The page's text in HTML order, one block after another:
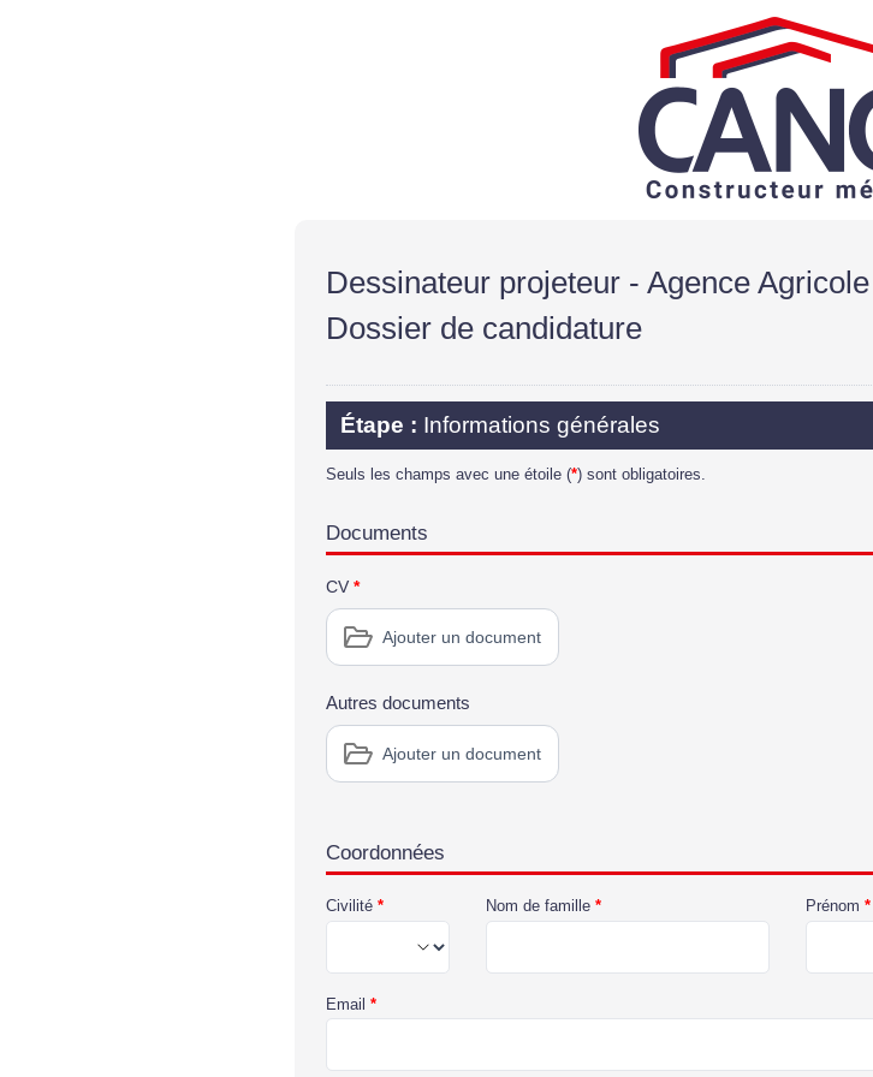
Dessinateur projeteur - Agence
Dossier de candidature
Étape : Informations générales
Seuls les champs avec une étoile (*) sont obligatoires.
Documents
CV *
Ajouter un document
Autres documents
Ajouter un document
Coordonnées
Civilité * Nom de famille * Prénom *
Email *